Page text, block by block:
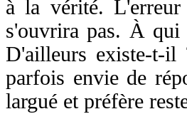
à la vérité.
s'ouvrira pas. À
D'ailleurs existe-t-
parfois envie de
largué et préfère